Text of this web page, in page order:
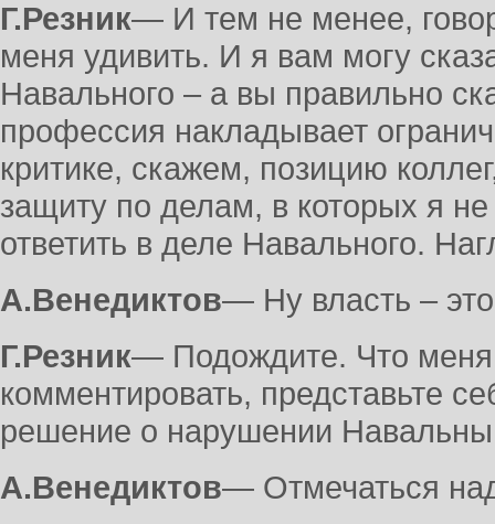
Г.Резник― И тем не менее,
меня удивить. И я вам могу
Навального – а вы правильно
профессия накладывает
критике, скажем, позицию
защиту по делам, в которых я
ответить в деле Навального.
А.Венедиктов― Ну власть –
Г.Резник― Подождите. Что
комментировать, представьте
решение о нарушении
А.Венедиктов― Отмечаться